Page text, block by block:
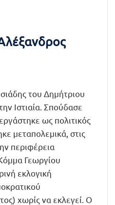
του Δημήτριου
Ιστιαία. Σπούδασε
ως πολιτικός
μεταπολεμικά, στις
περιφέρεια
Γεωργίου
εκλογική
χωρίς να εκλεγεί. Ο